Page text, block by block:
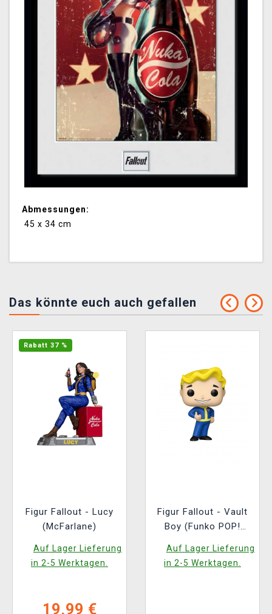
Abmessungen:
45 x 34 cm
Das könnte euch auch gefallen
Rabatt 37 %
Figur Fallout - Lucy
(McFarlane)
Auf Lager Lieferung
in 2-5 Werktagen.
19,99 €
Figur Fallout - Vault
Boy (Funko POP!
Auf Lager Lieferung
in 2-5 Werktagen.